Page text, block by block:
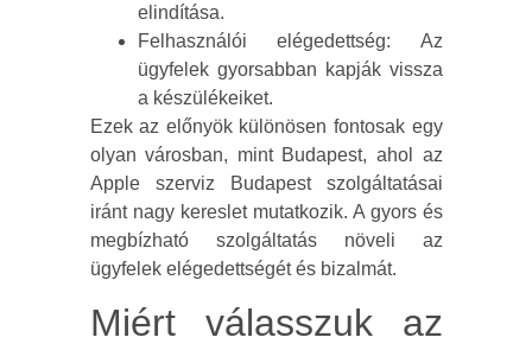
elindítása.
Felhasználói elégedettség: Az
ügyfelek gyorsabban kapják vissza
a készülékeiket.
Ezek az előnyök különösen fontosak egy
olyan városban, mint Budapest, ahol az
Apple szerviz Budapest szolgáltatásai
iránt nagy kereslet mutatkozik. A gyors és
megbízható szolgáltatás növeli az
ügyfelek elégedettségét és bizalmát.
Miért válasszuk az